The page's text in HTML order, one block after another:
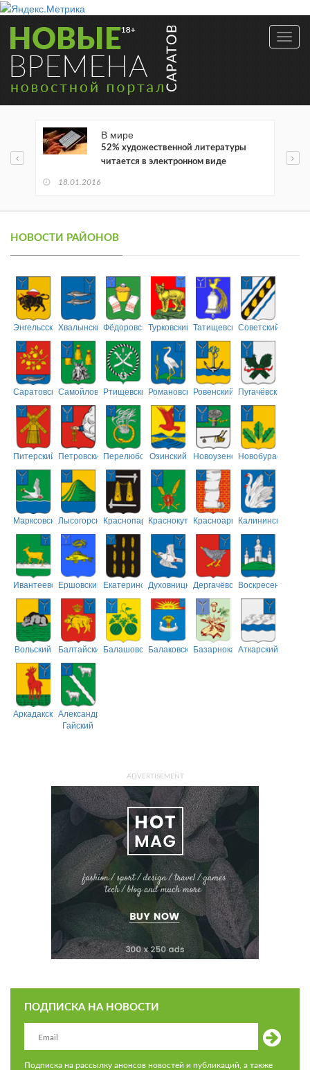
В мире
52% художественной литературы
читается в электронном виде
18.01.2016
НОВОСТИ РАЙОНОВ
ЭнгельсскийХвалынскийФёдоровскийТурковский ТатищевскийСоветский
СаратовскийСамойловскийРтищевскийРомановскийРовенский Пугачёвский
Питерский ПетровскийПерелюбскийОзинский НовоузенскийНовобурасский
МарксовскийЛысогорскийКраснопартизанский
КраснокутскийКрасноармейский
Калининский
ИвантеевскийЕршовский ЕкатериновскийДуховницкийДергачёвскийВоскресенский
Вольский БалтайскийБалашовскийБалаковскийБазарнокарабулакский
Аткарский
АркадакскийАлександрово-
Гайский
ADVERTISEMENT
ПОДПИСКА НА НОВОСТИ
Подписка на рассылку анонсов новостей и публикаций, а также